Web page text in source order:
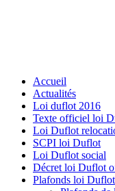
Accueil
Actualités
Loi duflot 2016
Texte officiel loi
Loi Duflot
SCPI loi Duflot
Loi Duflot social
Décret loi Duflot
Plafonds loi Duflot